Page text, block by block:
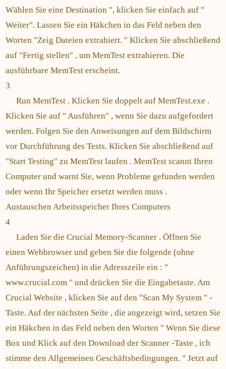
Wählen Sie eine Destination ", klicken Sie einfach auf "
Weiter". Lassen Sie ein Häkchen in das Feld neben den
Worten "Zeig Dateien extrahiert. " Klicken Sie abschließend
auf "Fertig stellen" , um MemTest extrahieren. Die
ausführbare MemTest erscheint.
3
Run MemTest . Klicken Sie doppelt auf MemTest.exe .
Klicken Sie auf " Ausführen" , wenn Sie dazu aufgefordert
werden. Folgen Sie den Anweisungen auf dem Bildschirm
vor Durchführung des Tests. Klicken Sie abschließend auf
"Start Testing" zu MemTest laufen . MemTest scannt Ihren
Computer und warnt Sie, wenn Probleme gefunden werden
oder wenn Ihr Speicher ersetzt werden muss .
Austauschen Arbeitsspeicher Ihres Computers
4
Laden Sie die Crucial Memory-Scanner . Öffnen Sie
einen Webbrowser und geben Sie die folgende (ohne
Anführungszeichen) in die Adresszeile ein : "
www.crucial.com " und drücken Sie die Eingabetaste. Am
Crucial Website , klicken Sie auf den "Scan My System " -
Taste. Auf der nächsten Seite , die angezeigt wird, setzen Sie
ein Häkchen in das Feld neben den Worten " Wenn Sie diese
Box und Klick auf den Download der Scanner -Taste , ich
stimme den Allgemeinen Geschäftsbedingungen. " Jetzt auf